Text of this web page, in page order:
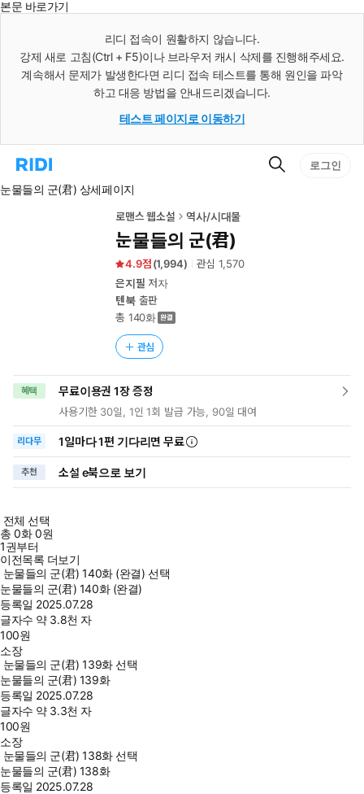
본문 바로가기
리디 접속이 원활하지 않습니다.
강제 새로 고침(Ctrl + F5)이나 브라우저 캐시 삭제를 진행해주세요.
계속해서 문제가 발생한다면 리디 접속 테스트를 통해 원인을 파악
하고 대응 방법을 안내드리겠습니다.
테스트 페이지로 이동하기
리
홈
검
로그인
눈물들의 군(君) 상세페이지
로맨스 웹소설 역사/시대물
눈물들의 군(君)
4.9 (1,994) 관심1,570
은지필 저자
텐북출판
총 140화
관심
혜택 무료이용권 1장 증정
사용기한 30일, 1인 1회 발급 가능, 90일 대여
리다무 1일마다1편 기다리면 무료
추천 소설 e북으로 보기
전체 선택
총0화0원
1권부터
이전목록 더보기
눈물들의 군(君) 140화 (완결) 선택
눈물들의 군(君) 140화 (완결)
등록일 2025.07.28
글자수 약 3.8천 자
100원
소장
눈물들의 군(君) 139화 선택
눈물들의 군(君) 139화
등록일 2025.07.28
글자수 약 3.3천 자
100원
소장
눈물들의 군(君) 138화 선택
눈물들의 군(君) 138화
등록일 2025.07.28